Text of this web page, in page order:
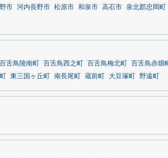
市 河内長野市 松原市 和泉市 高石市 泉北郡忠岡町
百舌鳥陵南町 百舌鳥西之町 百舌鳥梅北町 百舌鳥赤畑町
東三国ヶ丘町 南長尾町 蔵前町 大豆塚町 野遠町